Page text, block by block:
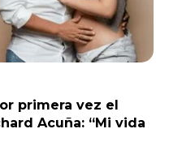
primera vez el
Acuña: “Mi vida